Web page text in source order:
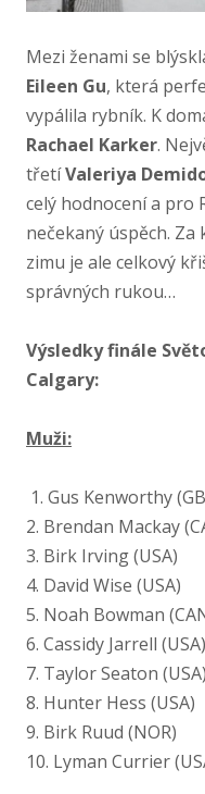
Mezi ženami se
Eileen Gu, která
vypálila rybník. K
Rachael Karker.
třetíValeriya
celý hodnocení a pro
nečekaný úspěch.
zimu je ale celkový
správných rukou…
Výsledky finále
Calgary:
Muži:
1. Gus Kenworthy
2. Brendan Mackay
3. Birk Irving (USA)
4. David Wise (USA)
5. Noah Bowman
6. Cassidy Jarrell (USA)
7. Taylor Seaton (USA)
8. Hunter Hess (USA)
9. Birk Ruud (NOR)
10. Lyman Currier